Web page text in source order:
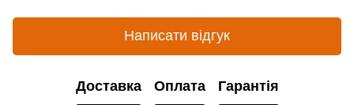
Написати відгук
Доставка Оплата Гарантія